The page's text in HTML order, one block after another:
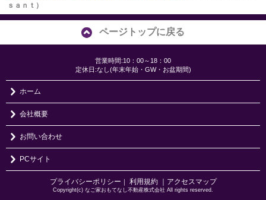
ｓａｎｔ）
ページトップに戻る
営業時間:10：00～18：00
定休日:なし(年末年始・GW・お盆期間)
ホーム
会社概要
お問い合わせ
PCサイト
プライバシーポリシー 利用規約 ｜アクセスマップ
Copyright(c) なご家おもてなし不動産株式会社 All rights reserved.